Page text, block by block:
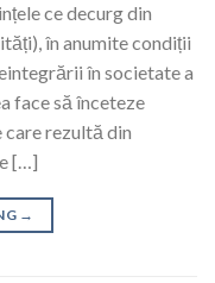
ce decurg din
în anumite condiții
în societate a
să înceteze
rezultă din
[…]
→